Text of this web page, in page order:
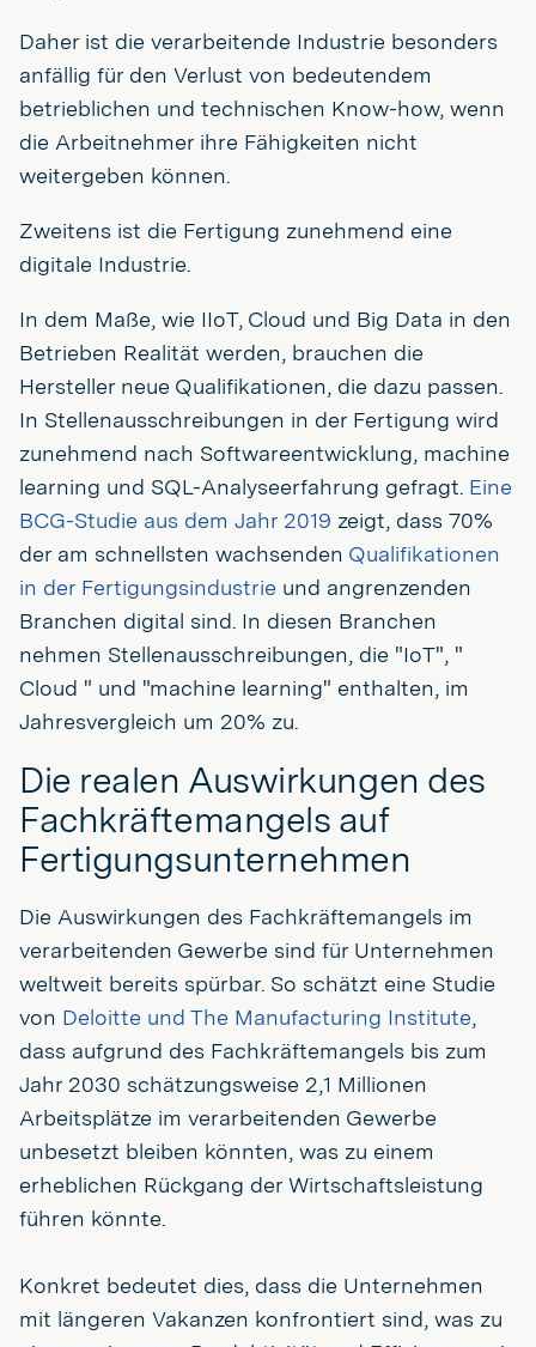
Daher ist die verarbeitende Industrie besonders
anfällig für den Verlust von bedeutendem
betrieblichen und technischen Know-how, wenn
die Arbeitnehmer ihre Fähigkeiten nicht
weitergeben können.
Zweitens ist die Fertigung zunehmend eine
digitale Industrie.
In dem Maße, wie IIoT, Cloud und Big Data in den
Betrieben Realität werden, brauchen die
Hersteller neue Qualifikationen, die dazu passen.
In Stellenausschreibungen in der Fertigung wird
zunehmend nach Softwareentwicklung, machine
learning und SQL-Analyseerfahrung gefragt. Eine
BCG-Studie aus dem Jahr 2019 zeigt, dass 70%
der am schnellsten wachsenden Qualifikationen
in der Fertigungsindustrie und angrenzenden
Branchen digital sind. In diesen Branchen
nehmen Stellenausschreibungen, die "IoT", "
Cloud " und "machine learning" enthalten, im
Jahresvergleich um 20% zu.
Die realen Auswirkungen des
Fachkräftemangels auf
Fertigungsunternehmen
Die Auswirkungen des Fachkräftemangels im
verarbeitenden Gewerbe sind für Unternehmen
weltweit bereits spürbar. So schätzt eine Studie
von Deloitte und The Manufacturing Institute,
dass aufgrund des Fachkräftemangels bis zum
Jahr 2030 schätzungsweise 2,1 Millionen
Arbeitsplätze im verarbeitenden Gewerbe
unbesetzt bleiben könnten, was zu einem
erheblichen Rückgang der Wirtschaftsleistung
führen könnte.
Konkret bedeutet dies, dass die Unternehmen
mit längeren Vakanzen konfrontiert sind, was zu